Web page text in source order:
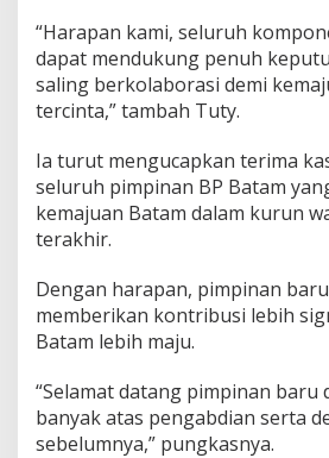
i
c
o
“Harapan kami, seluruh
dapat mendukung penuh
saling berkolaborasi demi
tercinta,” tambah Tuty.
Ia turut mengucapkan terima
seluruh pimpinan BP Batam
kemajuan Batam dalam kurun
terakhir.
Dengan harapan, pimpinan
memberikan kontribusi lebih
Batam lebih maju.
“Selamat datang pimpinan baru
banyak atas pengabdian serta
sebelumnya,” pungkasnya.